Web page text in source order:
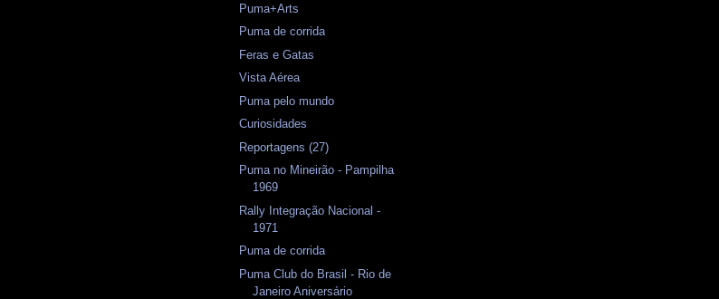
Puma+Arts
Puma de corrida
Feras e Gatas
Vista Aérea
Puma pelo mundo
Curiosidades
Reportagens (27)
Puma no Mineirão - Pampilha
1969
Rally Integração Nacional -
1971
Puma de corrida
Puma Club do Brasil - Rio de
Janeiro Aniversário